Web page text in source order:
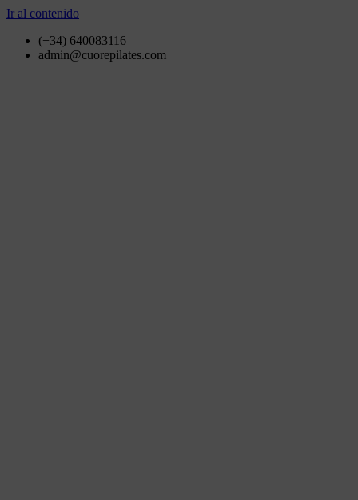
Ir al contenido
(+34) 640083116
admin@cuorepilates.com